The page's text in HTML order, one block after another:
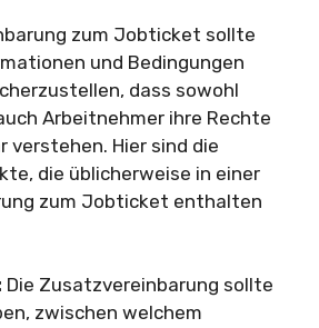
zum Jobticket sollte
und Bedingungen
dass sowohl
Arbeitnehmer ihre Rechte
verstehen. Hier sind die
die üblicherweise in einer
zum Jobticket enthalten
Die Zusatzvereinbarung sollte
zwischen welchem